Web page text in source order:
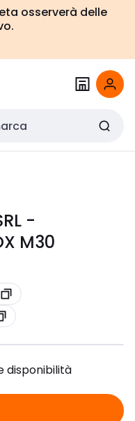
osserverà delle
-
M30
disponibilità